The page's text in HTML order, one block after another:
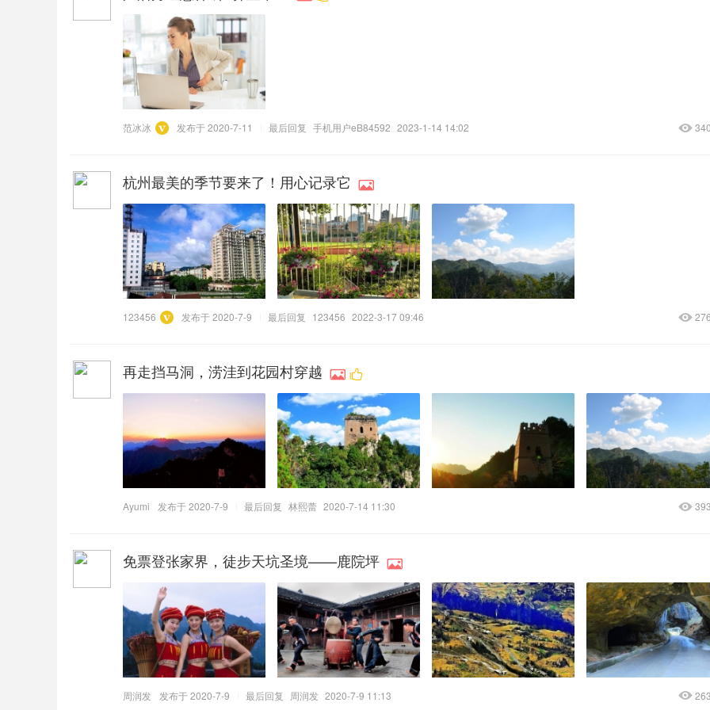
范冰冰 发布于 2020-7-11 最后回复 手机用户eB84592 2023-1-14 14:02
杭州最美的季节要来了！用心记录它
123456 发布于 2020-7-9 最后回复 123456 2022-3-17 09:46
再走挡马洞，涝洼到花园村穿越
Ayumi 发布于 2020-7-9 最后回复 林熙蕾 2020-7-14 11:30
免票登张家界，徒步天坑圣境——鹿院坪
周润发 发布于 2020-7-9 最后回复 周润发 2020-7-9 11:13